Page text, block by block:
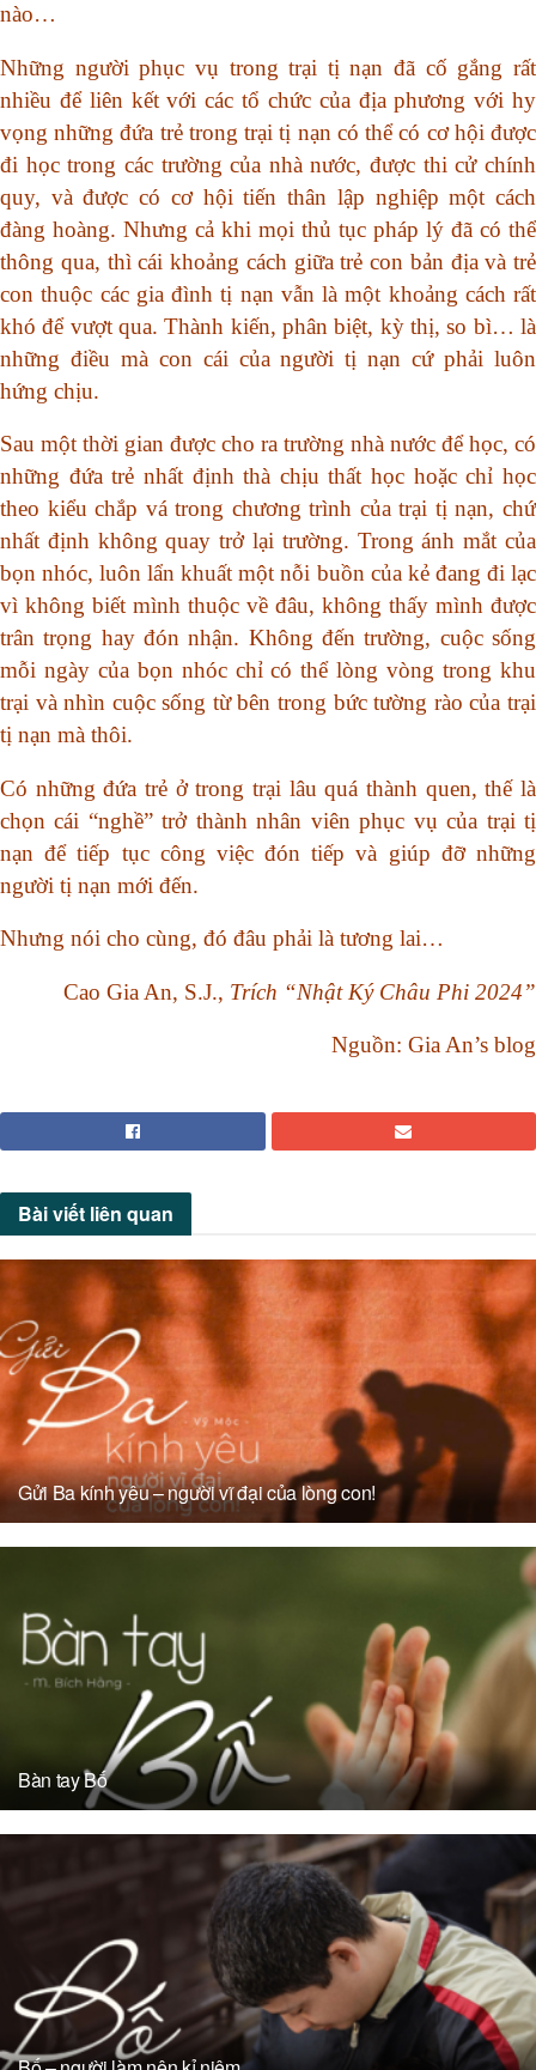
nào…
Những người phục vụ trong trại tị nạn đã cố gắng rất
nhiều để liên kết với các tổ chức của địa phương với hy
vọng những đứa trẻ trong trại tị nạn có thể có cơ hội được
đi học trong các trường của nhà nước, được thi cử chính
quy, và được có cơ hội tiến thân lập nghiệp một cách
đàng hoàng. Nhưng cả khi mọi thủ tục pháp lý đã có thể
thông qua, thì cái khoảng cách giữa trẻ con bản địa và trẻ
con thuộc các gia đình tị nạn vẫn là một khoảng cách rất
khó để vượt qua. Thành kiến, phân biệt, kỳ thị, so bì… là
những điều mà con cái của người tị nạn cứ phải luôn
hứng chịu.
Sau một thời gian được cho ra trường nhà nước để học, có
những đứa trẻ nhất định thà chịu thất học hoặc chỉ học
theo kiểu chắp vá trong chương trình của trại tị nạn, chứ
nhất định không quay trở lại trường. Trong ánh mắt của
bọn nhóc, luôn lẩn khuất một nỗi buồn của kẻ đang đi lạc
vì không biết mình thuộc về đâu, không thấy mình được
trân trọng hay đón nhận. Không đến trường, cuộc sống
mỗi ngày của bọn nhóc chỉ có thể lòng vòng trong khu
trại và nhìn cuộc sống từ bên trong bức tường rào của trại
tị nạn mà thôi.
Có những đứa trẻ ở trong trại lâu quá thành quen, thế là
chọn cái “nghề” trở thành nhân viên phục vụ của trại tị
nạn để tiếp tục công việc đón tiếp và giúp đỡ những
người tị nạn mới đến.
Nhưng nói cho cùng, đó đâu phải là tương lai…
Cao Gia An, S.J., Trích “Nhật Ký Châu Phi 2024”
Nguồn: Gia An’s blog
Bài viết liên quan
Gửi Ba kính yêu – người vĩ đại của lòng con!
Bàn tay Bố